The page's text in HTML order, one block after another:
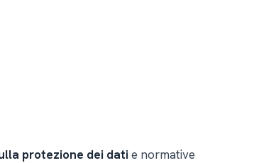
protezione dei datie normative